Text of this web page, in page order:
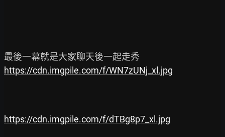
https://cdn.imgpile.com/f/WN7zUNj_xl.jpg
https://cdn.imgpile.com/f/dTBg8p7_xl.jpg